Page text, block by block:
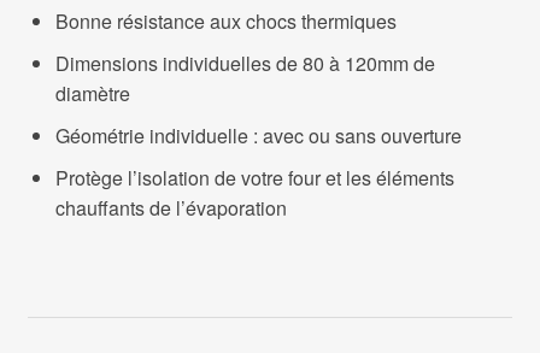
Bonne résistance aux chocs thermiques
Dimensions individuelles de 80 à 120mm de
diamètre
Géométrie individuelle : avec ou sans ouverture
Protège l’isolation de votre four et les éléments
chauffants de l’évaporation